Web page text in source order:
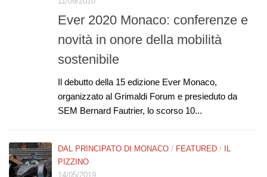
Ever 2020 Monaco: conferenze e
novità in onore della mobilità
sostenibile
Il debutto della 15 edizione Ever Monaco,
organizzato al Grimaldi Forum e presieduto da
SEM Bernard Fautrier, lo scorso 10...
DAL PRINCIPATO DI MONACO / FEATURED /
PIZZINO
14/05/2019